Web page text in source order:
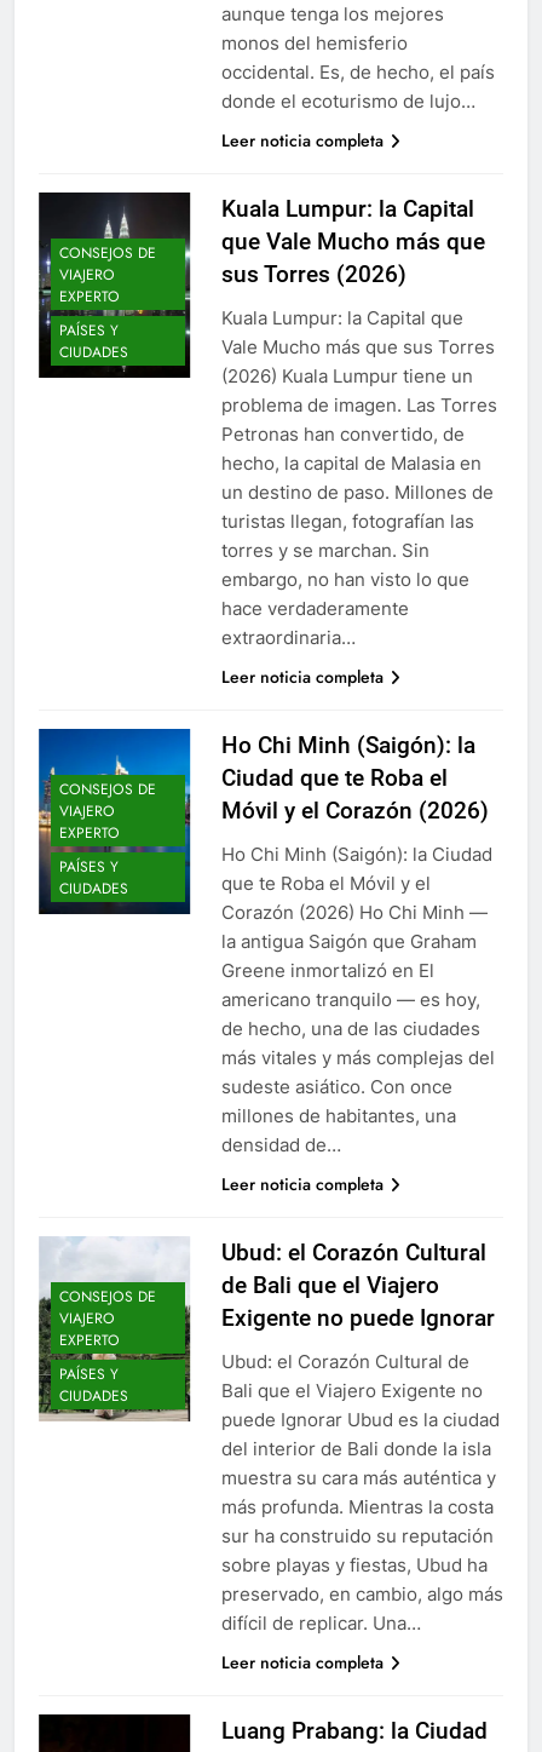
aunque tenga los mejores
monos del hemisferio
occidental. Es, de hecho, el país
donde el ecoturismo de lujo…
Leer noticia completa
CONSEJOS DE
VIAJERO
EXPERTO
PAÍSES Y
CIUDADES
Kuala Lumpur: la Capital
que Vale Mucho más que
sus Torres (2026)
Kuala Lumpur: la Capital que
Vale Mucho más que sus Torres
(2026) Kuala Lumpur tiene un
problema de imagen. Las Torres
Petronas han convertido, de
hecho, la capital de Malasia en
un destino de paso. Millones de
turistas llegan, fotografían las
torres y se marchan. Sin
embargo, no han visto lo que
hace verdaderamente
extraordinaria…
Leer noticia completa
CONSEJOS DE
VIAJERO
EXPERTO
PAÍSES Y
CIUDADES
Ho Chi Minh (Saigón): la
Ciudad que te Roba el
Móvil y el Corazón (2026)
Ho Chi Minh (Saigón): la Ciudad
que te Roba el Móvil y el
Corazón (2026) Ho Chi Minh —
la antigua Saigón que Graham
Greene inmortalizó en El
americano tranquilo — es hoy,
de hecho, una de las ciudades
más vitales y más complejas del
sudeste asiático. Con once
millones de habitantes, una
densidad de…
Leer noticia completa
CONSEJOS DE
VIAJERO
EXPERTO
PAÍSES Y
CIUDADES
Ubud: el Corazón Cultural
de Bali que el Viajero
Exigente no puede Ignorar
Ubud: el Corazón Cultural de
Bali que el Viajero Exigente no
puede Ignorar Ubud es la ciudad
del interior de Bali donde la isla
muestra su cara más auténtica y
más profunda. Mientras la costa
sur ha construido su reputación
sobre playas y fiestas, Ubud ha
preservado, en cambio, algo más
difícil de replicar. Una…
Leer noticia completa
Luang Prabang: la Ciudad